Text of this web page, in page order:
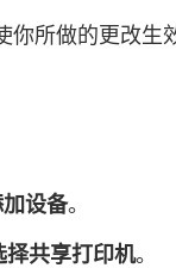
你所做的更改生
设备。
择共享打印机。